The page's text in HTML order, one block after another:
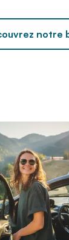
notre